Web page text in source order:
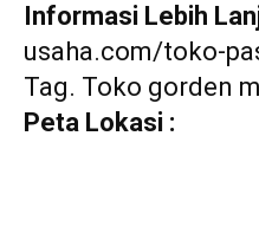
Informasi Lebih
usaha.com/toko-
Tag. Toko gorden
Peta Lokasi :